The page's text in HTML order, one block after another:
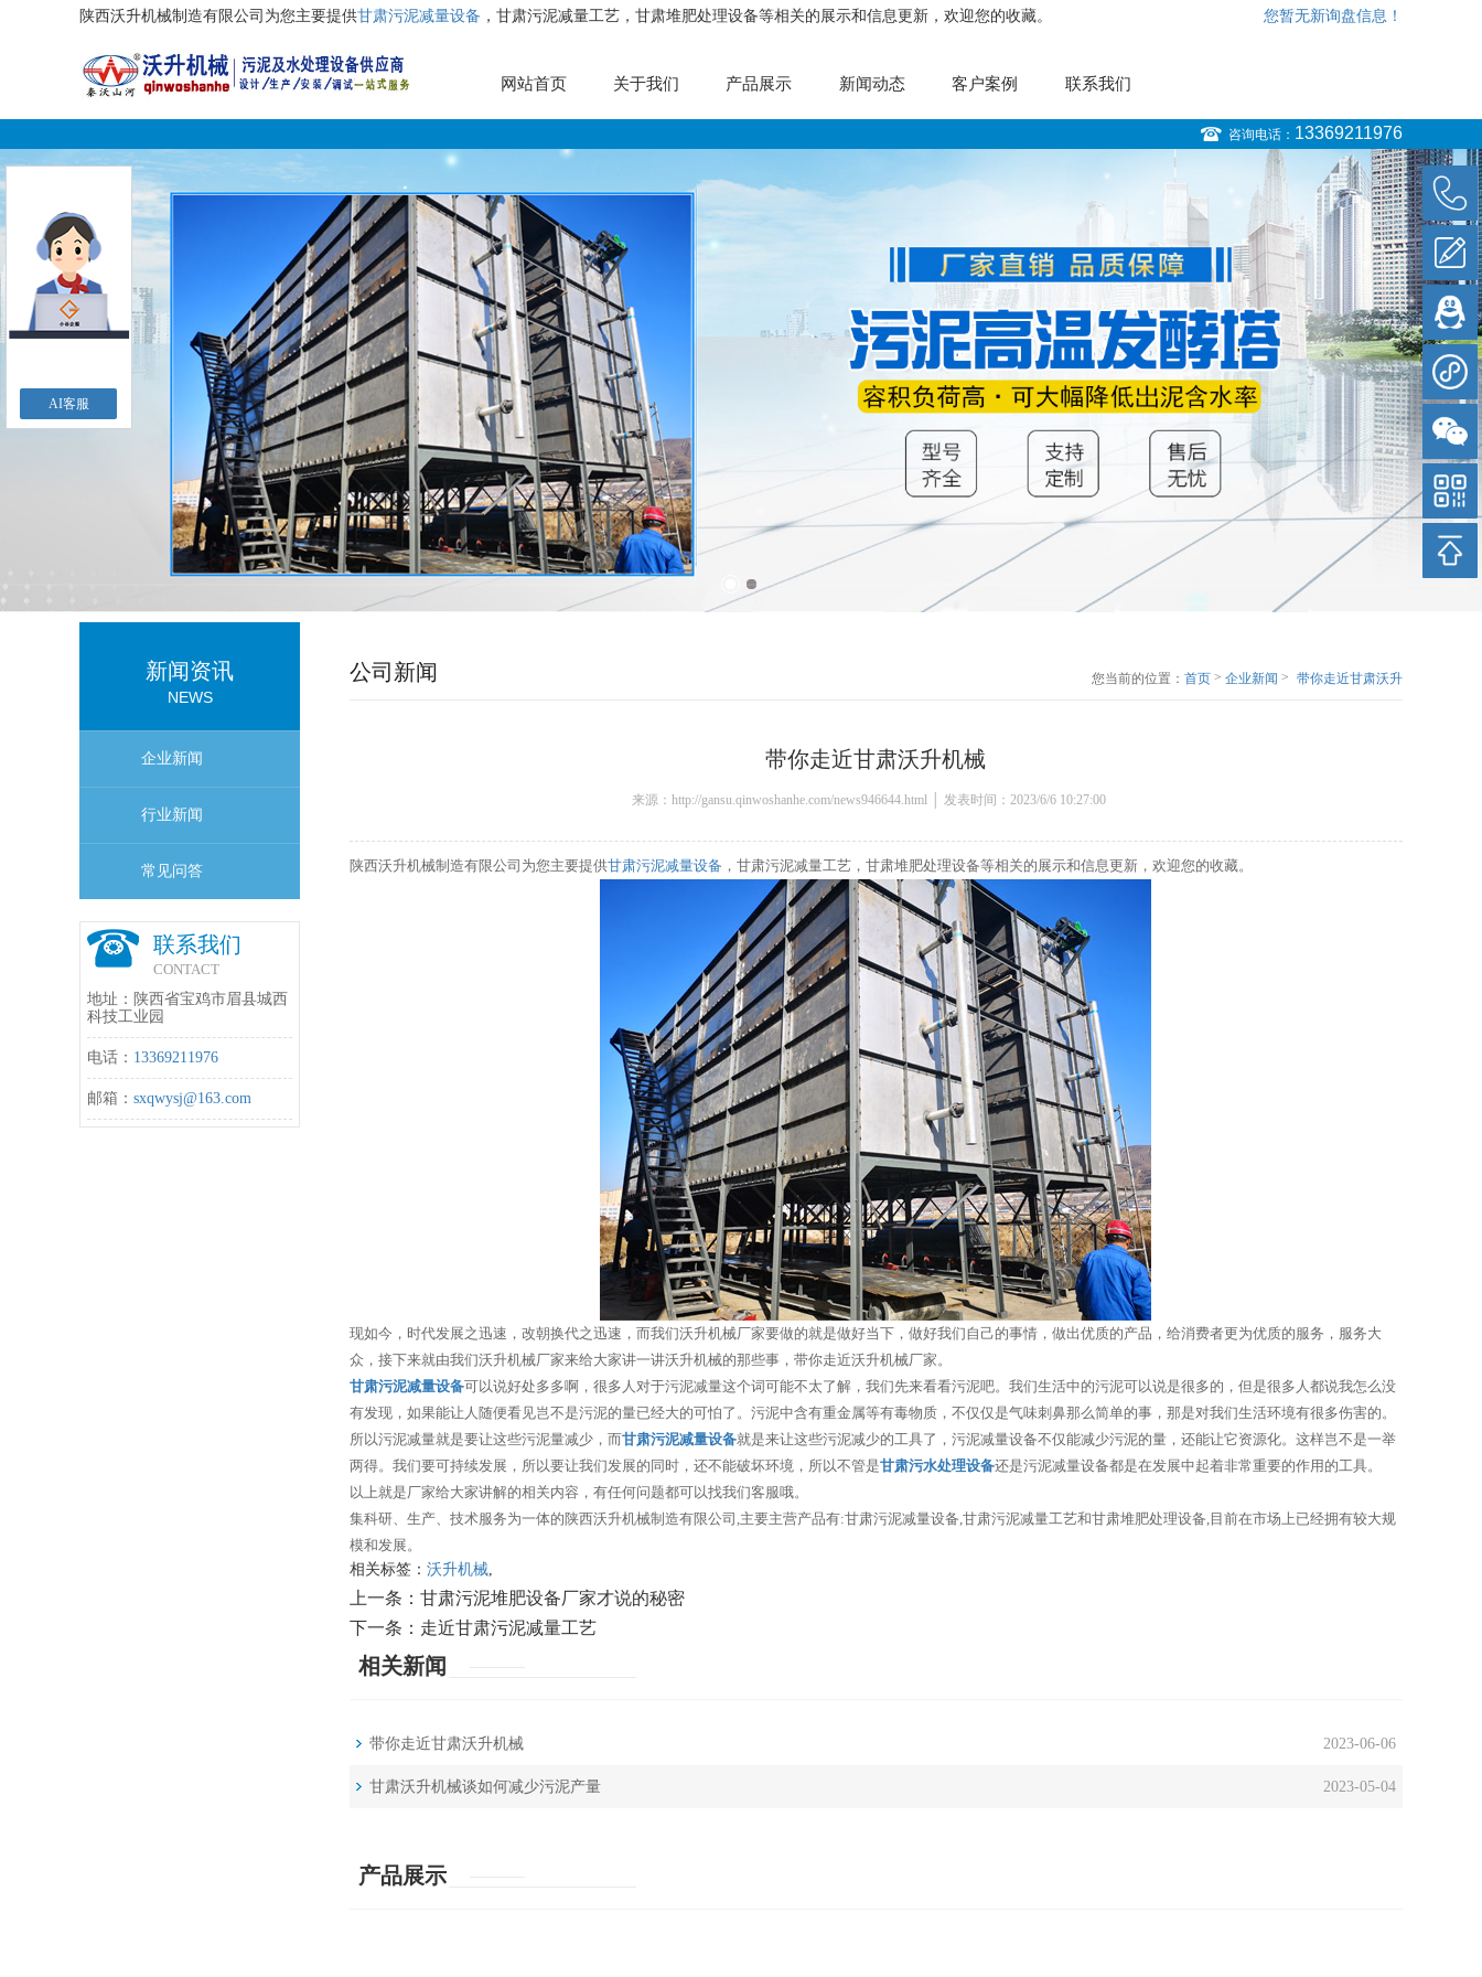
陕西沃升机械制造有限公司为您主要提供甘肃污泥减量设备 ，甘肃污泥减量工艺，甘肃堆肥处理设备等相关的展示和信息更新，欢迎您的收藏。 您暂无新询盘信息！
网站首页 关于我们 产品展示 新闻动态 客户案例 联系我们
咨询电话： 13369211976
新闻资讯
NEWS
企业新闻
行业新闻
常见问答
联系我们
CONTACT
地址：陕西省宝鸡市眉县城西
科技工业园
电话： 13369211976
邮箱： sxqwysj@163.com
公司新闻 您当前的位置： 首页 > 企业新闻 > 带你走近甘肃沃升
带你走近甘肃沃升机械
来源：http://gansu.qinwoshanhe.com/news946644.html │ 发表时间：2023/6/6 10:27:00
陕西沃升机械制造有限公司为您主要提供甘肃污泥减量设备 ，甘肃污泥减量工艺，甘肃堆肥处理设备等相关的展示和信息更新，欢迎您的收藏。
现如今，时代发展之迅速，改朝换代之迅速，而我们沃升机械厂家要做的就是做好当下，做好我们自己的事情，做出优质的产品，给消费者更为优质的服务，服务大
众，接下来就由我们沃升机械厂家来给大家讲一讲沃升机械的那些事，带你走近沃升机械厂家。
甘肃污泥减量设备可以说好处多多啊，很多人对于污泥减量这个词可能不太了解，我们先来看看污泥吧。我们生活中的污泥可以说是很多的，但是很多人都说我怎么没
有发现，如果能让人随便看见岂不是污泥的量已经大的可怕了。污泥中含有重金属等有毒物质，不仅仅是气味刺鼻那么简单的事，那是对我们生活环境有很多伤害的。
所以污泥减量就是要让这些污泥量减少，而甘肃污泥减量设备就是来让这些污泥减少的工具了，污泥减量设备不仅能减少污泥的量，还能让它资源化。这样岂不是一举
两得。我们要可持续发展，所以要让我们发展的同时，还不能破坏环境，所以不管是甘肃污水处理设备还是污泥减量设备都是在发展中起着非常重要的作用的工具。
以上就是厂家给大家讲解的相关内容，有任何问题都可以找我们客服哦。
集科研、生产、技术服务为一体的陕西沃升机械制造有限公司,主要主营产品有:甘肃污泥减量设备,甘肃污泥减量工艺和甘肃堆肥处理设备,目前在市场上已经拥有较大规
模和发展。
相关标签： 沃升机械,
上一条： 甘肃污泥堆肥设备厂家才说的秘密
下一条： 走近甘肃污泥减量工艺
相关新闻
带你走近甘肃沃升机械 2023-06-06
甘肃沃升机械谈如何减少污泥产量 2023-05-04
产品展示
AI客服